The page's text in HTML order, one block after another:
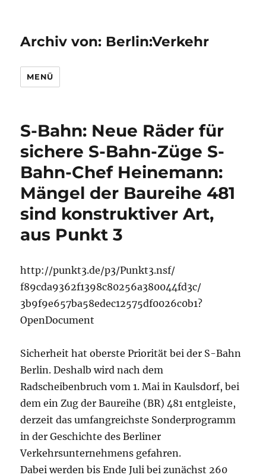
Archiv von: Berlin:Verkehr
MENÜ
S-Bahn: Neue Räder für
sichere S-Bahn-Züge S-
Bahn-Chef Heinemann:
Mängel der Baureihe 481
sind konstruktiver Art,
aus Punkt 3
http://punkt3.de/p3/Punkt3.nsf/
f89cda9362f1398c80256a380044fd3c/
3b9f9e657ba58edec12575df0026c0b1?
OpenDocument
Sicherheit hat oberste Priorität bei der S-Bahn
Berlin. Deshalb wird nach dem
Radscheibenbruch vom 1. Mai in Kaulsdorf, bei
dem ein Zug der Baureihe (BR) 481 entgleiste,
derzeit das umfangreichste Sonderprogramm
in der Geschichte des Berliner
Verkehrsunternehmens gefahren.
Dabei werden bis Ende Juli bei zunächst 260